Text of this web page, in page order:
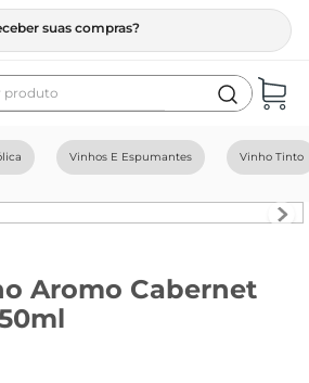
suas compras?
Vinhos E Espumantes Vinho Tinto
Aromo Cabernet